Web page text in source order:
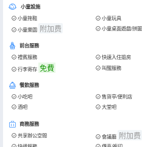
小童設施
小童拖鞋 小童玩具
小童樂園 附加费 小童桌面遊戲/拼圖
前台服務
禮賓服務 快速入住退房
行李寄存 免費 叫醒服務
餐飲服務
小吃吧 售貨亭/便利店
酒吧
大堂吧
商務服務
共享辦公空間 會議廳 附加费